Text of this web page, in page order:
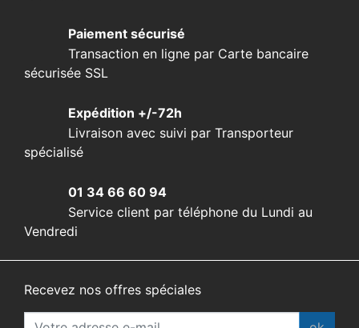
Paiement sécurisé
Transaction en ligne par Carte bancaire
sécurisée SSL
Expédition +/-72h
Livraison avec suivi par Transporteur
spécialisé
01 34 66 60 94
Service client par téléphone du Lundi au
Vendredi
Recevez nos offres spéciales